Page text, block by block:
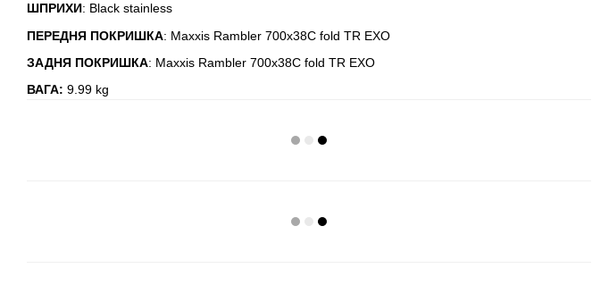
ШПРИХИ: Black stainless
ПЕРЕДНЯ ПОКРИШКА: Maxxis Rambler 700x38C fold TR EXO
ЗАДНЯ ПОКРИШКА: Maxxis Rambler 700x38C fold TR EXO
ВАГА: 9.99 kg